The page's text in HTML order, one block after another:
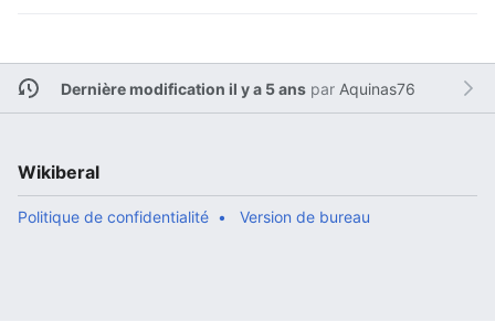
Dernière modification il y a 5 anspar Aquinas76
Wikiberal
Politique de confidentialité Version de bureau